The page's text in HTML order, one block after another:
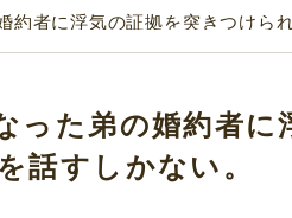
約者に浮気の証拠を突きつけら
った弟の婚約者に
話すしかない。